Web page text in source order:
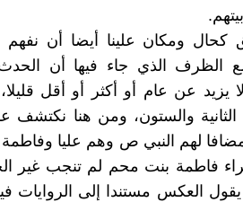
كحال ومكان علينا أيضا أن
الظرف الذي جاء فيها أن
يزيد عن عام أو أكثر أو أقل
والستون، ومن هنا نكتشف
لهم النبي ص وهم عليا
فاطمة بنت محم لم تنجب غير
العكس مستندا إلى الروايات